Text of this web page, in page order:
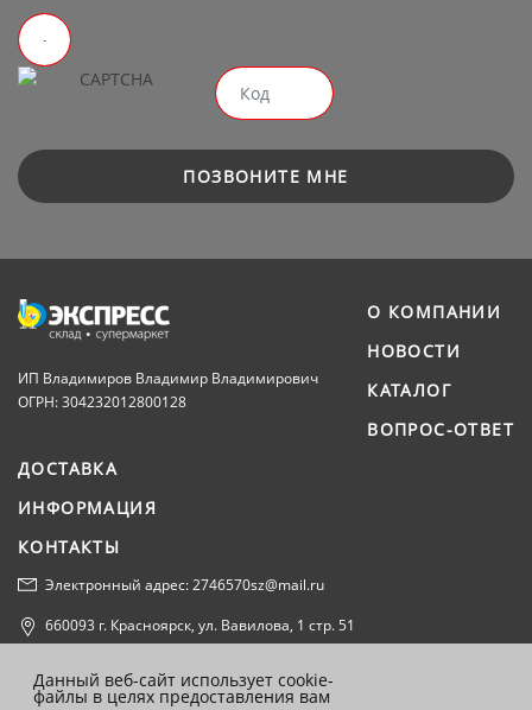
ПОЗВОНИТЕ МНЕ
ИП Владимиров Владимир Владимирович
ОГРН: 304232012800128
О КОМПАНИИ
НОВОСТИ
КАТАЛОГ
ВОПРОС-ОТВЕТ
ДОСТАВКА
ИНФОРМАЦИЯ
КОНТАКТЫ
Электронный адрес: 2746570sz@mail.ru
660093 г. Красноярск, ул. Вавилова, 1 стр. 51
Согласие на обработку персональных данных
Данный веб-сайт использует cookie-
файлы в целях предоставления вам